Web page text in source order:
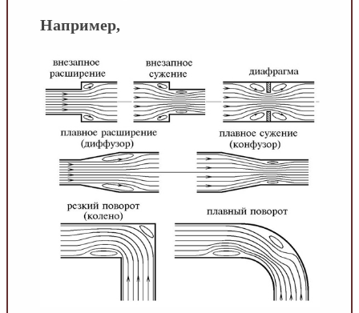
Например,